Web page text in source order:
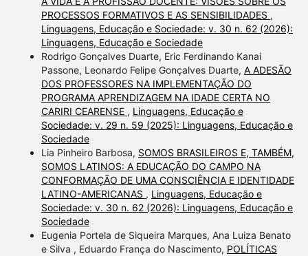
PROCESSOS FORMATIVOS E AS SENSIBILIDADES ,
Linguagens, Educação e Sociedade: v. 30 n. 62 (2026):
Linguagens, Educação e Sociedade
Rodrigo Gonçalves Duarte, Eric Ferdinando Kanai
Passone, Leonardo Felipe Gonçalves Duarte, A ADESÃO
DOS PROFESSORES NA IMPLEMENTAÇÃO DO
PROGRAMA APRENDIZAGEM NA IDADE CERTA NO
CARIRI CEARENSE , Linguagens, Educação e
Sociedade: v. 29 n. 59 (2025): Linguagens, Educação e
Sociedade
Lia Pinheiro Barbosa, SOMOS BRASILEIROS E, TAMBÉM,
SOMOS LATINOS: A EDUCAÇÃO DO CAMPO NA
CONFORMAÇÃO DE UMA CONSCIÊNCIA E IDENTIDADE
LATINO-AMERICANAS , Linguagens, Educação e
Sociedade: v. 30 n. 62 (2026): Linguagens, Educação e
Sociedade
Eugenia Portela de Siqueira Marques, Ana Luiza Benato
e Silva , Eduardo França do Nascimento, POLÍTICAS